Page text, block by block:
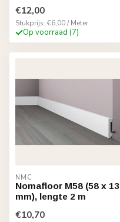
€12,00
Stukprijs: €6,00 / Meter
Op voorraad (7)
NMC
Nomafloor M58 (58 x 13
mm), lengte 2 m
€10,70